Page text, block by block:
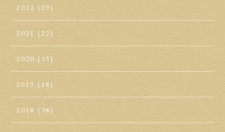
2022 (29)
2021 (22)
2020 (35)
2019 (18)
2018 (38)